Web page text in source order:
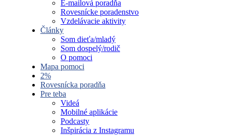
E-mailová poradňa
Rovesnícke poradenstvo
Vzdelávacie aktivity
Články
Som dieťa/mladý
Som dospelý/rodič
O pomoci
Mapa pomoci
2%
Rovesnícka poradňa
Pre teba
Videá
Mobilné aplikácie
Podcasty
Inšpirácia z Instagramu